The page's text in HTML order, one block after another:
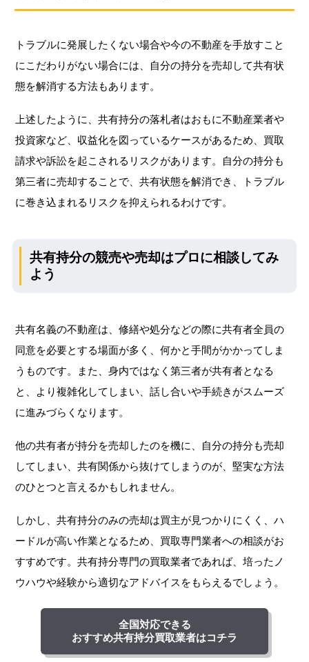
トラブルに発展したくない場合や今の不動産を手放すこと
にこだわりがない場合には、自分の持分を売却して共有状
態を解消する方法もあります。
上述したように、共有持分の落札者はおもに不動産業者や
投資家など、収益化を図っているケースがあるため、買取
請求や訴訟を起こされるリスクがあります。自分の持分も
第三者に売却することで、共有状態を解消でき、トラブル
に巻き込まれるリスクを抑えられるわけです。
共有持分の競売や売却はプロに相談してみ
よう
共有名義の不動産は、修繕や処分などの際に共有者全員の
同意を必要とする場面が多く、何かと手間がかかってしま
うものです。また、身内ではなく第三者が共有者となる
と、より複雑化してしまい、話し合いや手続きがスムーズ
に進みづらくなります。
他の共有者が持分を売却したのを機に、自分の持分も売却
してしまい、共有関係から抜けてしまうのが、堅実な方法
のひとつと言えるかもしれません。
しかし、共有持分のみの売却は買主が見つかりにくく、ハ
ードルが高い作業となるため、買取専門業者への相談がお
すすめです。共有持分専門の買取業者であれば、培ったノ
ウハウや経験から適切なアドバイスをもらえるでしょう。
全国対応できる
おすすめ共有持分買取業者はコチラ